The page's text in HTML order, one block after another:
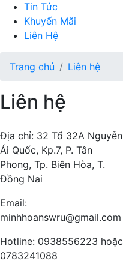
Tin Tức
Khuyến Mãi
Liên Hệ
Trang chủ Liên hệ
Liên hệ
Địa chỉ: 32 Tổ 32A Nguyễn
Ái Quốc, Kp.7, P. Tân
Phong, Tp. Biên Hòa, T.
Đồng Nai
Email:
minhhoanswru@gmail.com
Hotline: 0938556223 hoặc
0783241088